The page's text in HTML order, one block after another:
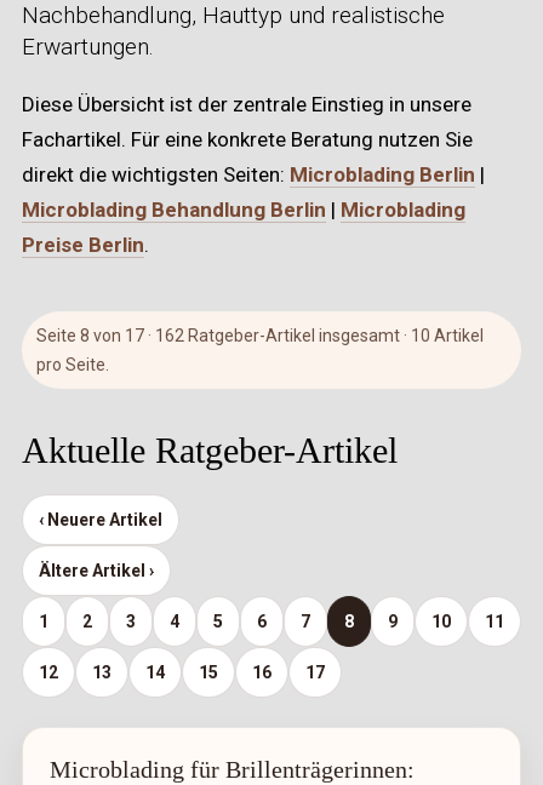
Nachbehandlung, Hauttyp und realistische
Erwartungen.
Diese Übersicht ist der zentrale Einstieg in unsere
Fachartikel. Für eine konkrete Beratung nutzen Sie
direkt die wichtigsten Seiten: Microblading Berlin |
Microblading Behandlung Berlin | Microblading
Preise Berlin.
Seite 8 von 17 · 162 Ratgeber-Artikel insgesamt · 10 Artikel
pro Seite.
Aktuelle Ratgeber-Artikel
‹ Neuere Artikel
1 2 3 4 5 6 7 8 9 10 11
12 13 14 15 16 17
Ältere Artikel ›
Microblading für Brillenträgerinnen: